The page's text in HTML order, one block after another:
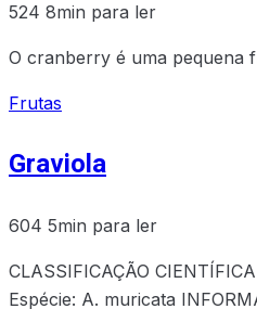
524 8min para ler
O cranberry é uma pequena
Frutas
Graviola
604 5min para ler
CLASSIFICAÇÃO
Espécie: A. muricata